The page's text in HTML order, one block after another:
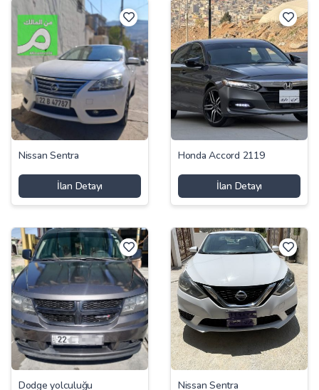
Nissan Sentra
İlan Detayı
Honda Accord 2119
İlan Detayı
Dodge yolculuğu Nissan Sentra